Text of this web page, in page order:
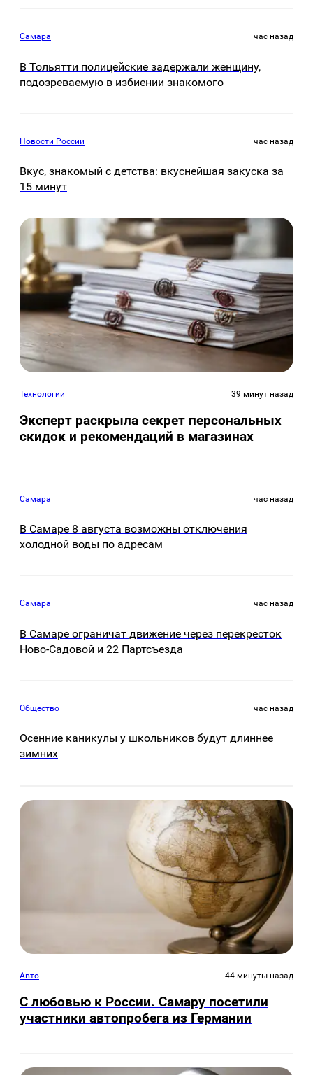
Самара час назад
В Тольятти полицейские задержали женщину,
подозреваемую в избиении знакомого
Новости России час назад
Вкус, знакомый с детства: вкуснейшая закуска за
15 минут
Технологии 39 минут назад
Эксперт раскрыла секрет персональных
скидок и рекомендаций в магазинах
Самара час назад
В Самаре 8 августа возможны отключения
холодной воды по адресам
Самара час назад
В Самаре ограничат движение через перекресток
Ново-Садовой и 22 Партсъезда
Общество час назад
Осенние каникулы у школьников будут длиннее
зимних
Авто 44 минуты назад
С любовью к России. Самару посетили
участники автопробега из Германии